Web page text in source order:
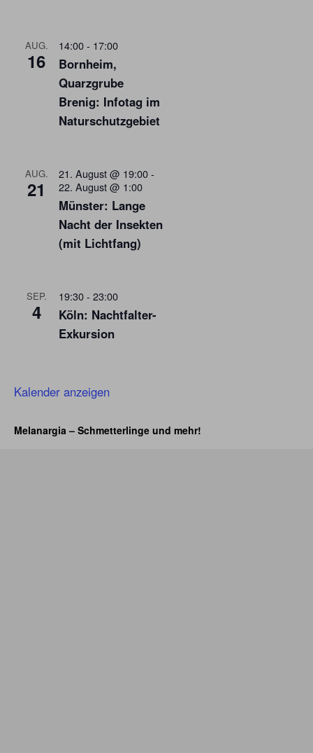
AUG.
16
14:00- 17:00
Bornheim,
Quarzgrube
Brenig: Infotag im
Naturschutzgebiet
AUG.
21
21. August @ 19:00-
22. August @ 1:00
Münster: Lange
Nacht der Insekten
(mit Lichtfang)
SEP.
4
19:30- 23:00
Köln: Nachtfalter-
Exkursion
Kalender anzeigen
Melanargia – Schmetterlinge und mehr!